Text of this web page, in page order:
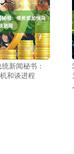
新闻秘书：
和谈进程